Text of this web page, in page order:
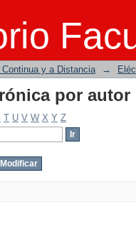
por autor
y a Distancia →
por autor
T U V W X Y Z